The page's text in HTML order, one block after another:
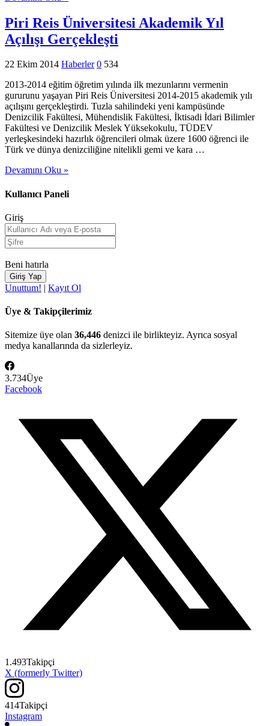
Piri Reis Üniversitesi Akademik Yıl
Açılışı Gerçekleşti
22 Ekim 2014 Haberler 0 534
2013-2014 eğitim öğretim yılında ilk mezunlarını vermenin
gururunu yaşayan Piri Reis Üniversitesi 2014-2015 akademik yılı
açılışını gerçekleştirdi. Tuzla sahilindeki yeni kampüsünde
Denizcilik Fakültesi, Mühendislik Fakültesi, İktisadi İdari Bilimler
Fakültesi ve Denizcilik Meslek Yüksekokulu, TÜDEV
yerleşkesindeki hazırlık öğrencileri olmak üzere 1600 öğrenci ile
Türk ve dünya denizciliğine nitelikli gemi ve kara …
Devamını Oku »
Kullanıcı Paneli
Giriş
Beni hatırla
Unuttum! | Kayıt Ol
Üye & Takipçilerimiz
Sitemize üye olan 36,446 denizci ile birlikteyiz. Ayrıca sosyal
medya kanallarında da sizlerleyiz.
3.734Üye
Facebook
1.493Takipçi
X (formerly Twitter)
414Takipçi
Instagram